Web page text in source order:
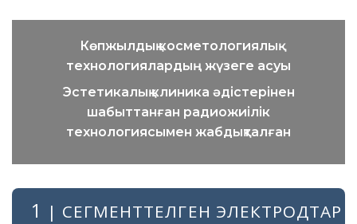
Көпжылдық косметологиялық
технологиялардың жүзеге асуы
Эстетикалық клиника әдістерінен
шабыттанған радиожиілік
технологиясымен жабдықталған
1
| СЕГМЕНТТЕЛГЕН ЭЛЕКТРОДТАР